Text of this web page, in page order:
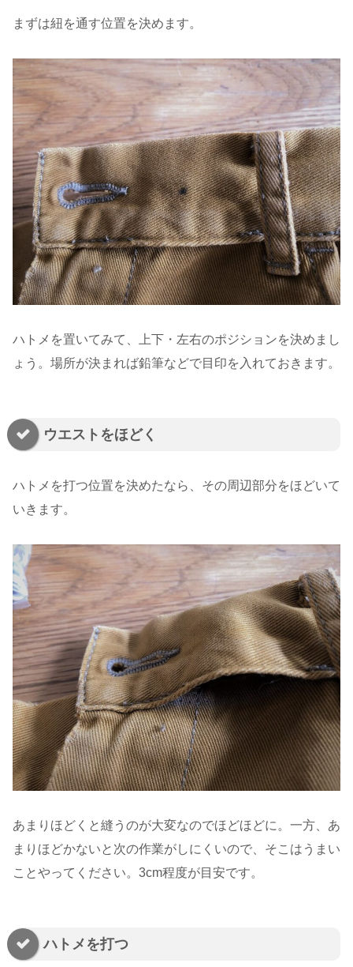
まずは紐を通す位置を決めます。
ハトメを置いてみて、上下・左右のポジションを決めまし
ょう。場所が決まれば鉛筆などで目印を入れておきます。
ウエストをほどく
ハトメを打つ位置を決めたなら、その周辺部分をほどいて
いきます。
あまりほどくと縫うのが大変なのでほどほどに。一方、あ
まりほどかないと次の作業がしにくいので、そこはうまい
ことやってください。3cm程度が目安です。
ハトメを打つ